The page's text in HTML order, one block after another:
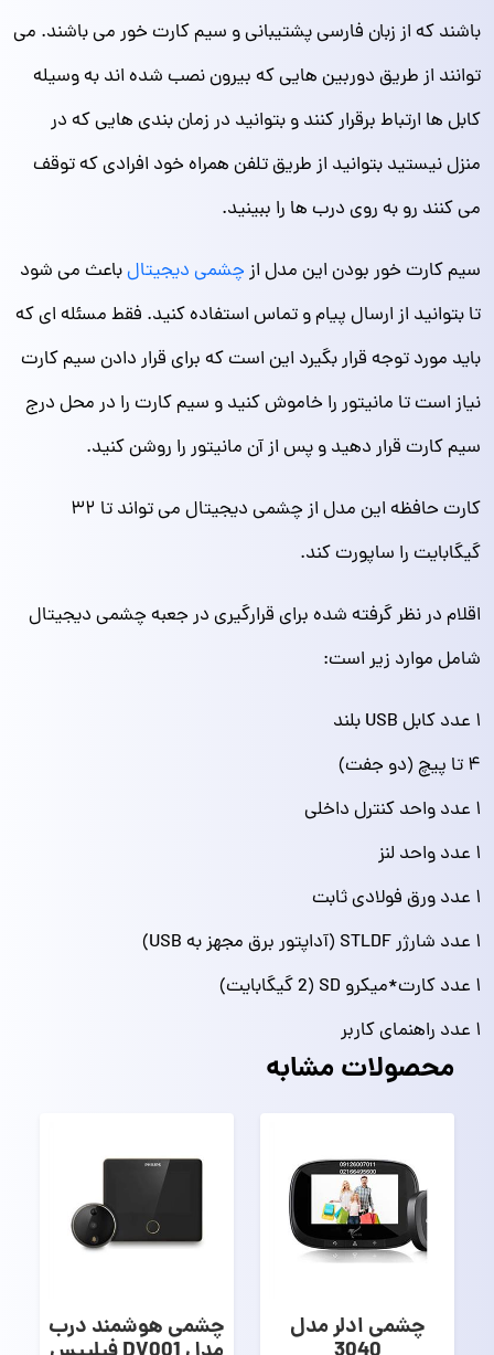
باشند که از زبان فارسی پشتیبانی و سیم کارت خور می باشند. می
توانند از طریق دوربین هایی که بیرون نصب شده اند به وسیله
کابل ها ارتباط برقرار کنند و بتوانید در زمان بندی هایی که در
منزل نیستید بتوانید از طریق تلفن همراه خود افرادی که توقف
می کنند رو به روی درب ها را ببینید.
سیم کارت خور بودن این مدل ازچشمی دیجیتالباعث می شود
تا بتوانید از ارسال پیام و تماس استفاده کنید. فقط مسئله ای که
باید مورد توجه قرار بگیرد این است که برای قرار دادن سیم کارت
نیاز است تا مانیتور را خاموش کنید و سیم کارت را در محل درج
سیم کارت قرار دهید و پس از آن مانیتور را روشن کنید.
کارت حافظه این مدل از چشمی دیجیتال می تواند تا ۳۲
گیگابایت را ساپورت کند.
اقلام در نظر گرفته شده برای قرارگیری در جعبه چشمی دیجیتال
شامل موارد زیر است:
۱ عدد کابل USB بلند
۴ تا پیچ (دو جفت)
۱ عدد واحد کنترل داخلی
۱ عدد واحد لنز
۱ عدد ورق فولادی ثابت
۱ عدد شارژر STLDF (آداپتور برق مجهز به USB)
۱ عدد کارت*میکرو SD (2 گیگابایت)
۱ عدد راهنمای کاربر
محصولات مشابه
چشمی ادلر مدل چشمی هوشمند درب